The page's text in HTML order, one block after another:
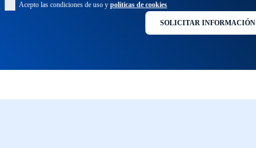
Acepto las condiciones de uso y políticas de cookies
SOLICITAR INFORMACIÓN